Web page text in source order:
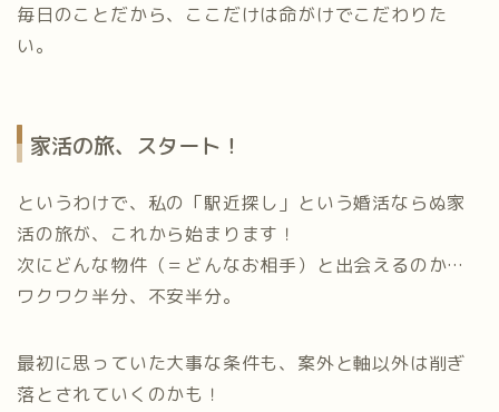
毎日のことだから、ここだけは命がけでこだわりた
い。
家活の旅、スタート！
というわけで、私の「駅近探し」という婚活ならぬ家
活の旅が、これから始まります！
次にどんな物件（＝どんなお相手）と出会えるのか…
ワクワク半分、不安半分。
最初に思っていた大事な条件も、案外と軸以外は削ぎ
落とされていくのかも！